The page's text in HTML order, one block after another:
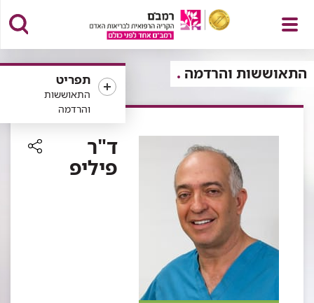
פתח
תפריט
תפריט
התאוששות
והרדמה
התאוששות והרדמה
ד"ר
פיליפ